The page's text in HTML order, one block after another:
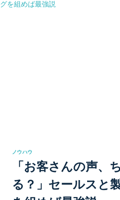
ノウハウ
「お客さんの声、
る？」セールスと